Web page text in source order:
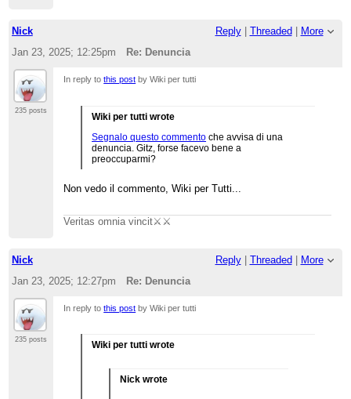
Nick Reply| Threaded
More
Jan 23, 2025; 12:25pm
Re: Denuncia
235 posts
In reply tothis post by Wiki per tutti
Wiki per tutti wrote
Segnalo questo commento che avvisa di una
denuncia. Gitz, forse facevo bene a
preoccuparmi?
Non vedo il commento, Wiki per Tutti...
Veritas omnia vincit⚔️⚔️
Nick Reply| Threaded
More
Jan 23, 2025; 12:27pm
Re: Denuncia
235 posts
In reply tothis post by Wiki per tutti
Wiki per tutti wrote
Nick wrote